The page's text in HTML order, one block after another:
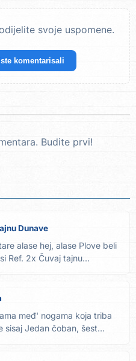
svoje uspomene.
komentarisali
Budite prvi!
Dunave
alase hej, alase Plove beli
Ref. 2x Čuvaj tajnu...
međ' nogama koja triba
sisaj Jedan čoban, šest